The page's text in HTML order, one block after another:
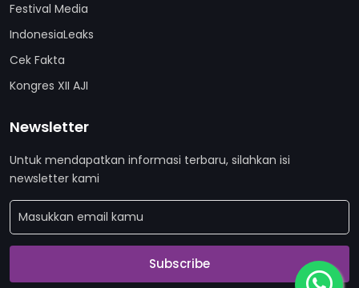
Festival Media
IndonesiaLeaks
Cek Fakta
Kongres XII AJI
Newsletter
Untuk mendapatkan informasi terbaru, silahkan isi
newsletter kami
Subscribe